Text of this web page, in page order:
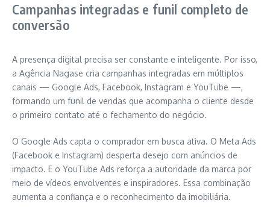
Campanhas integradas e funil completo de
conversão
A presença digital precisa ser constante e inteligente. Por isso,
a Agência Nagase cria campanhas integradas em múltiplos
canais — Google Ads, Facebook, Instagram e YouTube —,
formando um funil de vendas que acompanha o cliente desde
o primeiro contato até o fechamento do negócio.
O Google Ads capta o comprador em busca ativa. O Meta Ads
(Facebook e Instagram) desperta desejo com anúncios de
impacto. E o YouTube Ads reforça a autoridade da marca por
meio de vídeos envolventes e inspiradores. Essa combinação
aumenta a confiança e o reconhecimento da imobiliária.